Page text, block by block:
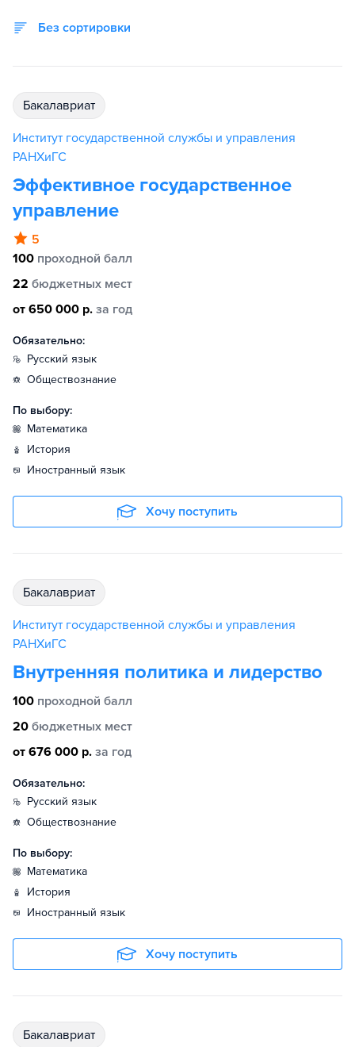
Без сортировки
бакалавриат
Институт государственной службы и управления
РАНХиГС
Эффективное государственное
управление
5
100 проходной балл
22 бюджетных мест
от 650 000 р. за год
Обязательно:
русский язык
обществознание
По выбору:
математика
история
иностранный язык
Хочу поступить
бакалавриат
Институт государственной службы и управления
РАНХиГС
Внутренняя политика и лидерство
100 проходной балл
20 бюджетных мест
от 676 000 р. за год
Обязательно:
русский язык
обществознание
По выбору:
математика
история
иностранный язык
Хочу поступить
бакалавриат